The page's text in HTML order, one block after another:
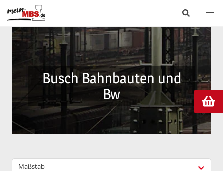
Busch Bahnbauten und
Bw
Maßstab